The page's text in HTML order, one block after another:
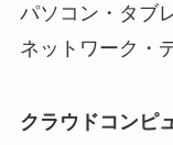
パソコン・タブ
ネットワーク・
クラウドコンピ